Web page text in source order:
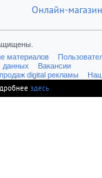
Онлайн-магазин
материалов
данных
Вакансии
digital рекламы
здесь